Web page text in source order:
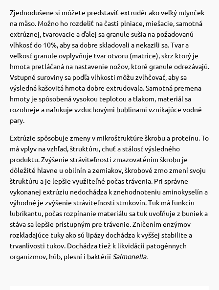
psov
pre psov
a ohlávky
psov
so psom
mačky
mačky
mačky
podložky
poukazy
Zjednodušene si môžete predstaviť extrudér ako veľký mlynček
na mäso. Možno ho rozdeliť na časti plniace, miešacie, samotná
extrúznej, tvarovacie a ďalej sa granule sušia na požadovanú
vlhkosť do 10%, aby sa dobre skladovali a nekazili sa. Tvar a
veľkosť granule ovplyvňuje tvar otvoru (matrice), skrz ktorý je
hmota pretláčaná na nastavenie nožov, ktoré granule odrezávajú.
Vstupné suroviny sa podľa vlhkosti môžu zvlhčovať, aby sa
výsledná kašovitá hmota dobre extrudovala. Samotná premena
hmoty je spôsobená vysokou teplotou a tlakom, materiál sa
rozohreje a nafukuje vzduchovými bublinami vznikajúce vodné
pary.
Extrúzie spôsobuje zmeny v mikroštruktúre škrobu a proteínu. To
má vplyv na vzhľad, štruktúru, chuť a stálosť výsledného
produktu. Zvýšenie stráviteľnosti zmazovatěním škrobu je
dôležité hlavne u obilnín a zemiakov, škrobové zrno zmení svoju
štruktúru a je lepšie využiteľné počas trávenia. Pri správne
vykonanej extrúziu nedochádza k znehodnoteniu aminokyselín a
výhodné je zvýšenie stráviteľnosti strukovín. Tuk má funkciu
lubrikantu, počas rozpínanie materiálu sa tuk uvoľňuje z buniek a
stáva sa lepšie prístupným pre trávenie. Zničením enzýmov
rozkladajúce tuky ako sú lipázy dochádza k vyššej stabilite a
trvanlivosti tukov. Dochádza tiež k likvidácii patogénnych
organizmov, húb, plesní i baktérií Salmonella.